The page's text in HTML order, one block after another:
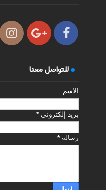
للتواصل معنا
الاسم
بريد إلكتروني*
رسالة*